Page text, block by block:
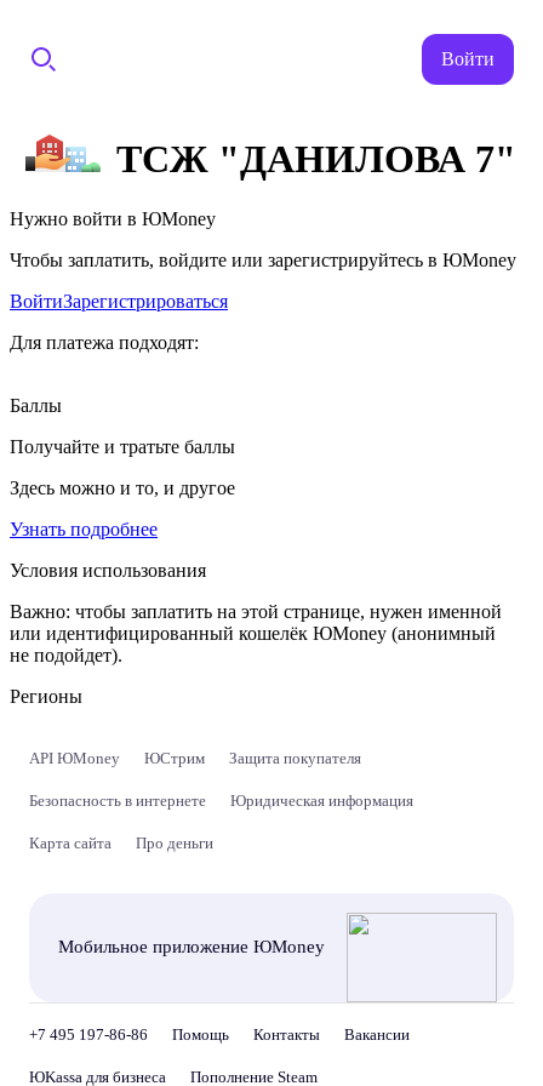
Войти
ТСЖ "ДАНИЛОВА 7"
Нужно войти в ЮMoney
Чтобы заплатить, войдите или зарегистрируйтесь в ЮMoney
ВойтиЗарегистрироваться
Для платежа подходят:
Баллы
Получайте и тратьте баллы
Здесь можно и то, и другое
Узнать подробнее
Условия использования
Важно: чтобы заплатить на этой странице, нужен именной
или идентифицированный кошелёк ЮMoney (анонимный
не подойдет).
Регионы
API ЮMoney ЮСтрим Защита покупателя
Безопасность в интернете Юридическая информация
Карта сайта Про деньги
Мобильное приложение ЮMoney
+7 495 197-86-86 Помощь Контакты Вакансии
ЮKassa для бизнеса Пополнение Steam